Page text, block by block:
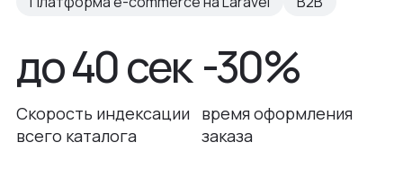
до 40 сек
Скорость индексации
всего каталога
-30%
время оформления
заказа